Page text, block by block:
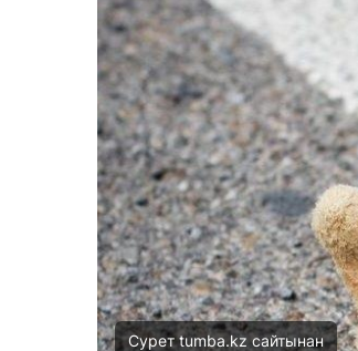
Сурет tumba.kz сайтынан